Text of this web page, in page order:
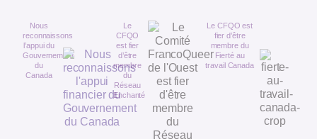
Nous
reconnaissons
l’appui du
Gouvernement
du
Canada
Le
CFQO
est fier
d’être
membre
du
Réseau
Enchanté
Le CFQO est
fier d’être
membre du
Fierté au
travail Canada